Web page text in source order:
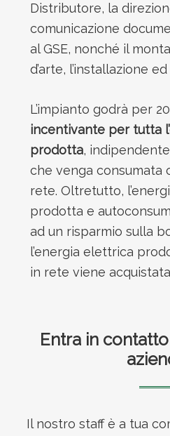
Distributore, la
comunicazione
al GSE, nonché il
d’arte, l’installazione
L’impianto godrà per
incentivante per tutta
prodotta,
che venga consumata
rete. Oltretutto,
prodotta e
ad un risparmio sulla
l’energia elettrica
in rete viene
Entra in
Il nostro staff è a tua